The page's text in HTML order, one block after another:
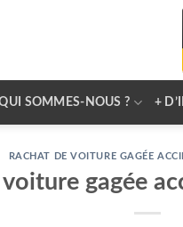
SOMMES-NOUS ? +
RACHAT DE VOITURE GAGÉE
gagée